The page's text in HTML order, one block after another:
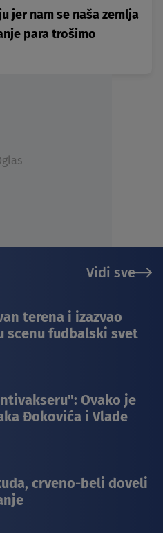
jer nam se naša zemlja
para trošimo
Vidi sve
terena i izazvao
scenu fudbalski svet
Ovako je
Đokovića i Vlade
crveno-beli doveli